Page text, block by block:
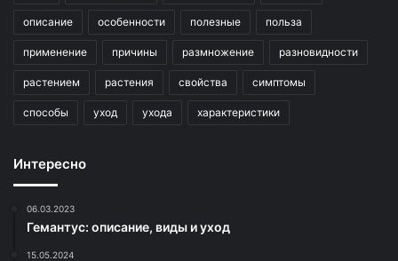
описание особенности полезные польза
применение причины размножение разновидности
растением растения свойства симптомы
способы уход ухода характеристики
Интересно
06.03.2023
Гемантус: описание, виды и уход
15.05.2024